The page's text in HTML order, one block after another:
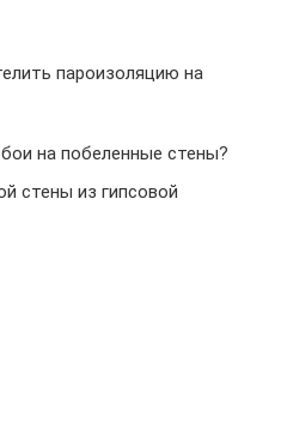
пароизоляцию на
на побеленные стены?
стены из гипсовой